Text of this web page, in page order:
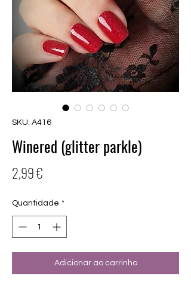
SKU: A416
Winered (glitter parkle)
2,99 €
Quantidade *
Adicionar ao carrinho